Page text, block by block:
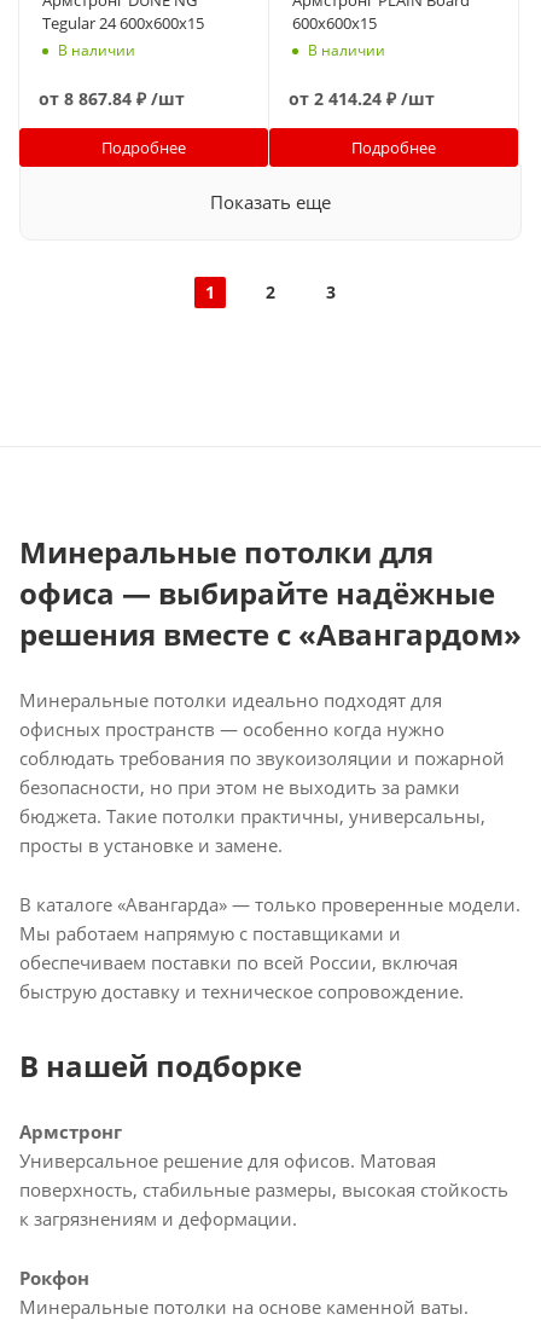
Tegular 24 600x600x15
В наличии
от 8 867.84 ₽ /шт
Подробнее
600x600x15
В наличии
от 2 414.24 ₽ /шт
Подробнее
Показать еще
1 2 3
Минеральные потолки для
офиса — выбирайте надёжные
решения вместе с «Авангардом»
Минеральные потолки идеально подходят для
офисных пространств — особенно когда нужно
соблюдать требования по звукоизоляции и пожарной
безопасности, но при этом не выходить за рамки
бюджета. Такие потолки практичны, универсальны,
просты в установке и замене.
В каталоге «Авангарда» — только проверенные модели.
Мы работаем напрямую с поставщиками и
обеспечиваем поставки по всей России, включая
быструю доставку и техническое сопровождение.
В нашей подборке
Армстронг
Универсальное решение для офисов. Матовая
поверхность, стабильные размеры, высокая стойкость
к загрязнениям и деформации.
Рокфон
Минеральные потолки на основе каменной ваты.